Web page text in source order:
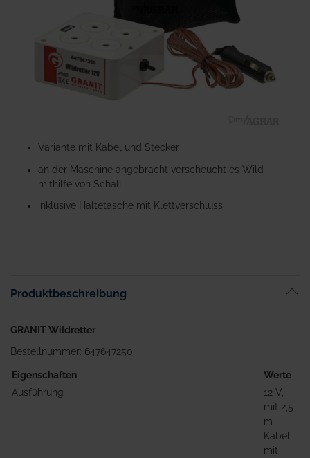
Anfang
Bildgalerie
springen
Variante mit Kabel und Stecker
an der Maschine angebracht verscheucht es Wild
mithilfe von Schall
inklusive Haltetasche mit Klettverschluss
Produktbeschreibung
GRANIT Wildretter
Bestellnummer: 647647250
Eigenschaften
Werte
Ausführung
12 V,
mit 2,5
m
Kabel
mit